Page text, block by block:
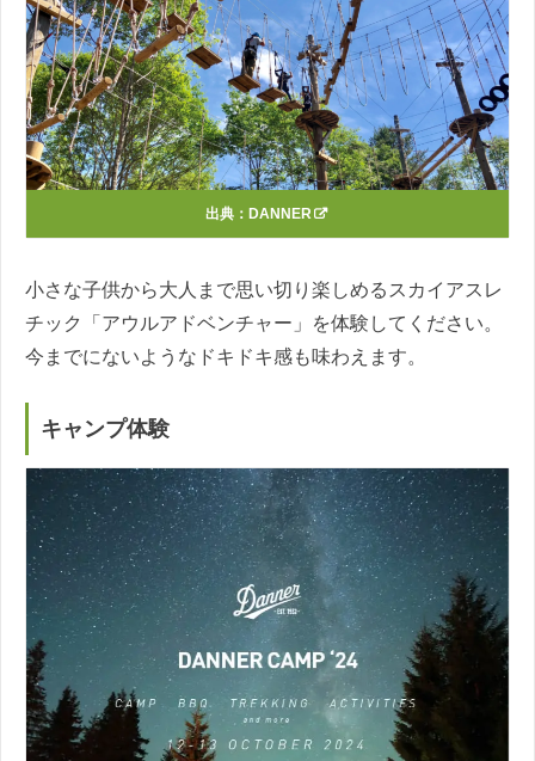
出典： DANNER
小さな子供から大人まで思い切り楽しめるスカイアスレ
チック「アウルアドベンチャー」を体験してください。
今までにないようなドキドキ感も味わえます。
キャンプ体験